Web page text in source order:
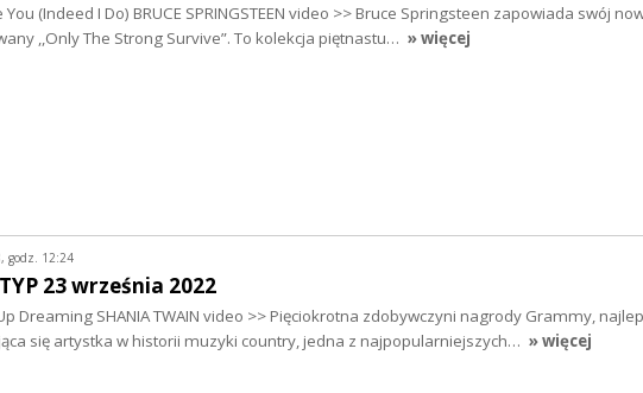
You (Indeed I Do) BRUCE SPRINGSTEEN video >> Bruce Springsteen zapowiada swój
,,Only The Strong Survive”. To kolekcja piętnastu… » więcej
godz. 12:24
23 września 2022
Dreaming SHANIA TWAIN video >> Pięciokrotna zdobywczyni nagrody Grammy,
się artystka w historii muzyki country, jedna z najpopularniejszych… » więcej